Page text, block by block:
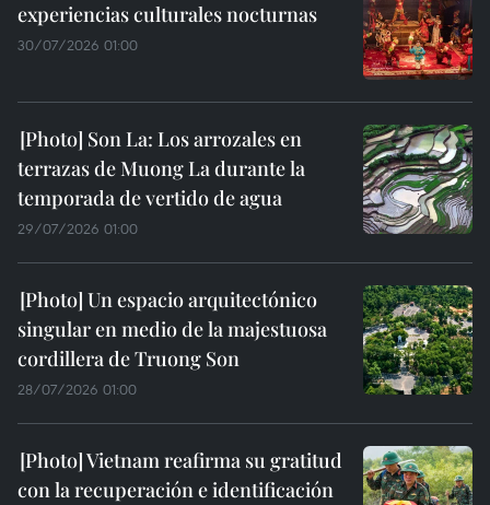
experiencias culturales nocturnas
30/07/2026 01:00
Son La: Los arrozales en
terrazas de Muong La durante la
temporada de vertido de agua
29/07/2026 01:00
Un espacio arquitectónico
singular en medio de la majestuosa
cordillera de Truong Son
28/07/2026 01:00
Vietnam reafirma su gratitud
con la recuperación e identificación